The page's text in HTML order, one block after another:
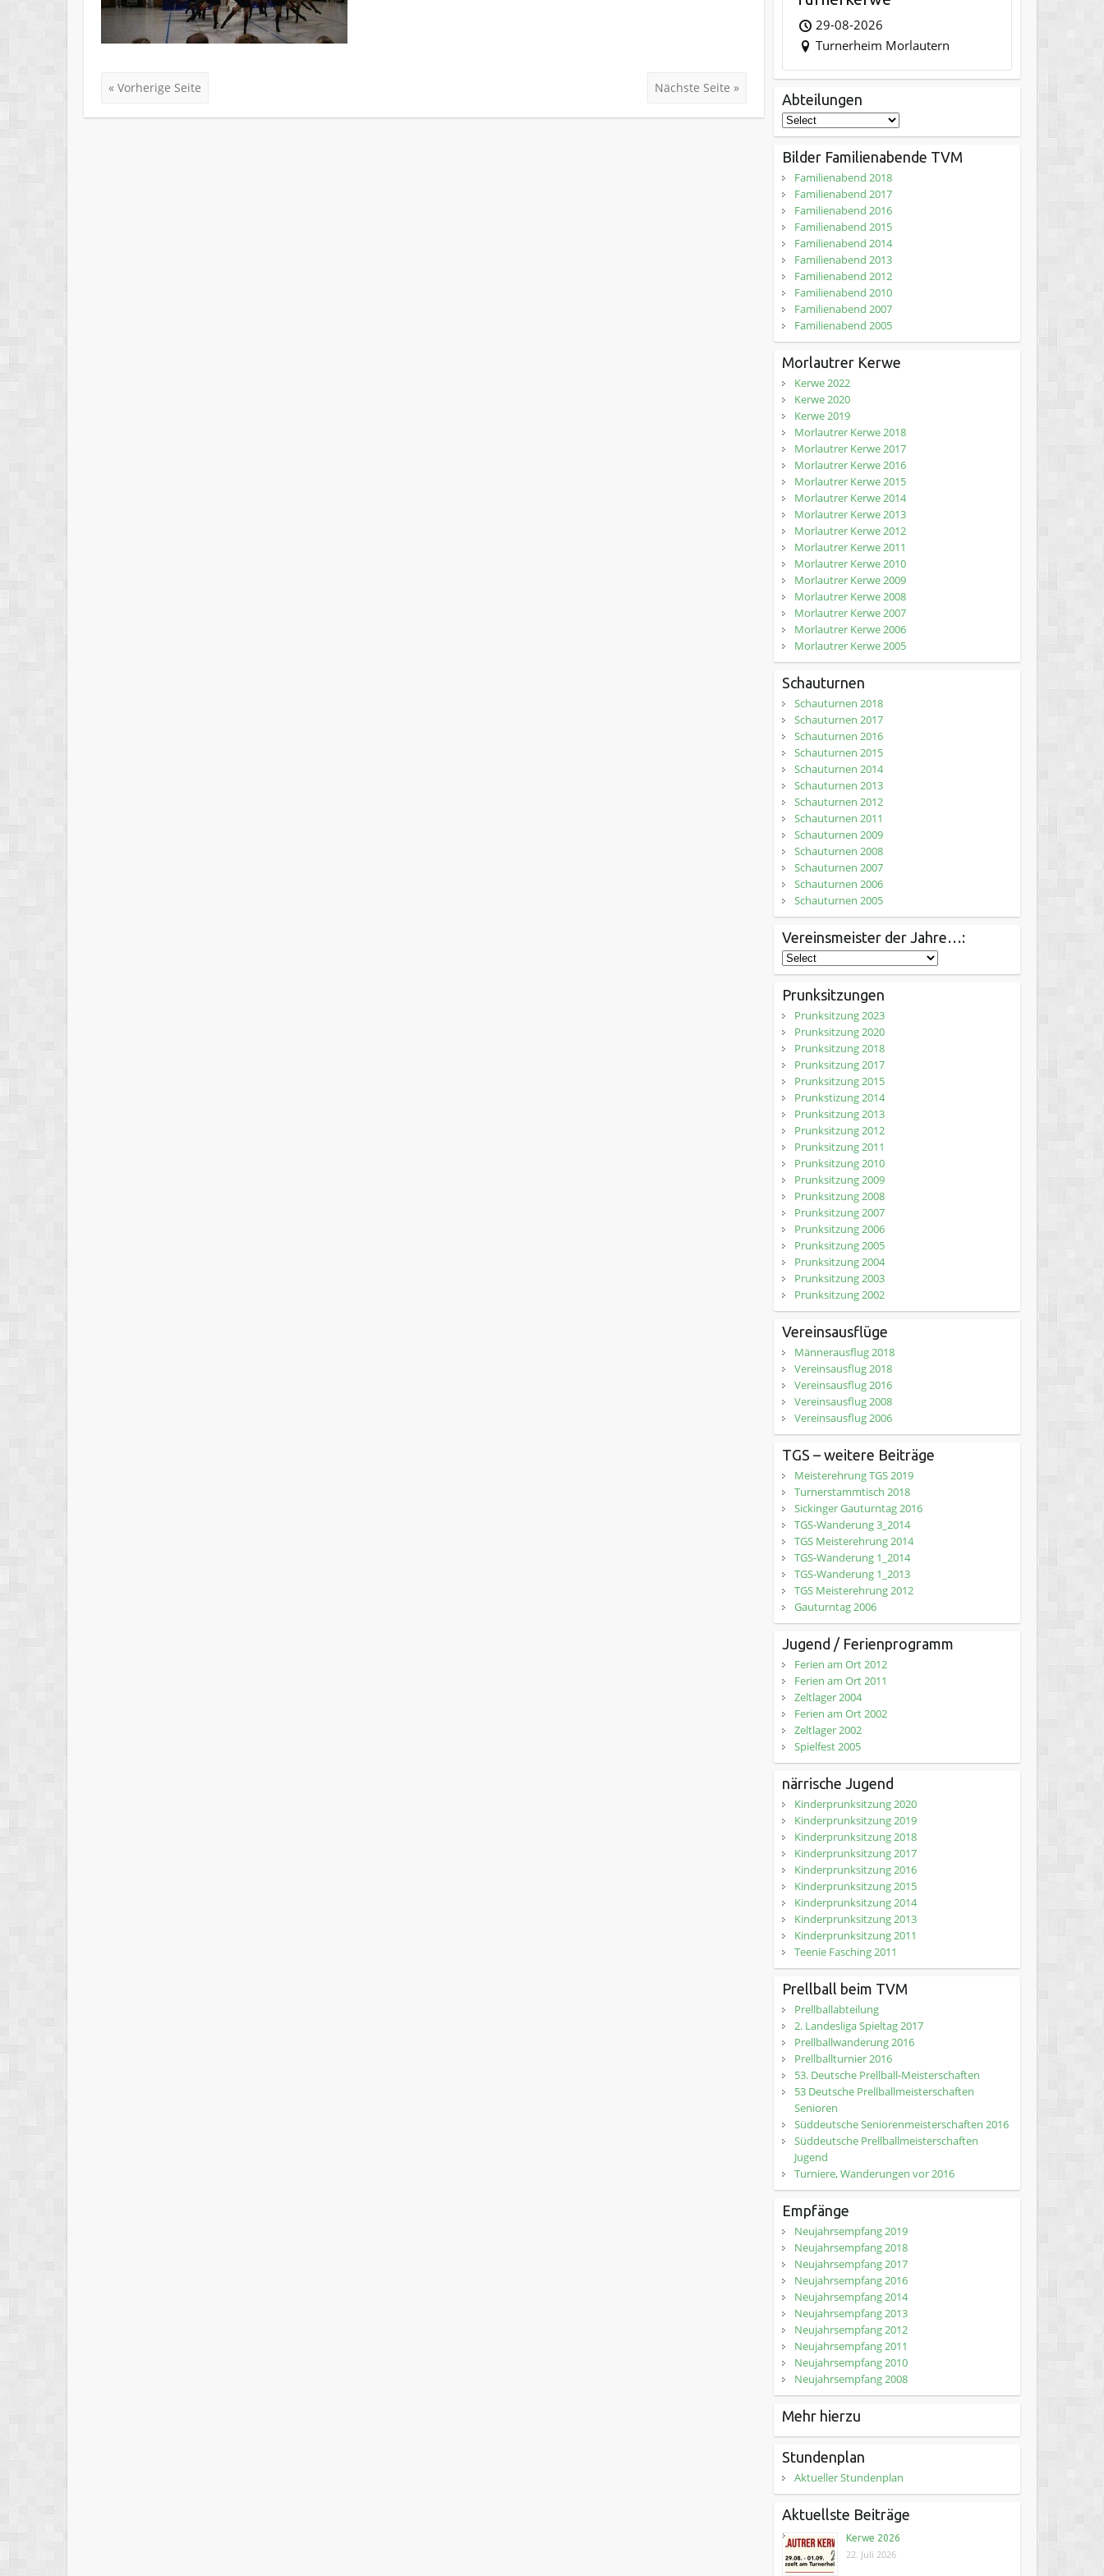
« Vorherige Seite Nächste Seite »
29-08-2026
Turnerheim Morlautern
Abteilungen
Bilder Familienabende TVM
Familienabend 2018
Familienabend 2017
Familienabend 2016
Familienabend 2015
Familienabend 2014
Familienabend 2013
Familienabend 2012
Familienabend 2010
Familienabend 2007
Familienabend 2005
Morlautrer Kerwe
Kerwe 2022
Kerwe 2020
Kerwe 2019
Morlautrer Kerwe 2018
Morlautrer Kerwe 2017
Morlautrer Kerwe 2016
Morlautrer Kerwe 2015
Morlautrer Kerwe 2014
Morlautrer Kerwe 2013
Morlautrer Kerwe 2012
Morlautrer Kerwe 2011
Morlautrer Kerwe 2010
Morlautrer Kerwe 2009
Morlautrer Kerwe 2008
Morlautrer Kerwe 2007
Morlautrer Kerwe 2006
Morlautrer Kerwe 2005
Schauturnen
Schauturnen 2018
Schauturnen 2017
Schauturnen 2016
Schauturnen 2015
Schauturnen 2014
Schauturnen 2013
Schauturnen 2012
Schauturnen 2011
Schauturnen 2009
Schauturnen 2008
Schauturnen 2007
Schauturnen 2006
Schauturnen 2005
Vereinsmeister der Jahre…:
Prunksitzungen
Prunksitzung 2023
Prunksitzung 2020
Prunksitzung 2018
Prunksitzung 2017
Prunksitzung 2015
Prunkstizung 2014
Prunksitzung 2013
Prunksitzung 2012
Prunksitzung 2011
Prunksitzung 2010
Prunksitzung 2009
Prunksitzung 2008
Prunksitzung 2007
Prunksitzung 2006
Prunksitzung 2005
Prunksitzung 2004
Prunksitzung 2003
Prunksitzung 2002
Vereinsausflüge
Männerausflug 2018
Vereinsausflug 2018
Vereinsausflug 2016
Vereinsausflug 2008
Vereinsausflug 2006
TGS – weitere Beiträge
Meisterehrung TGS 2019
Turnerstammtisch 2018
Sickinger Gauturntag 2016
TGS-Wanderung 3_2014
TGS Meisterehrung 2014
TGS-Wanderung 1_2014
TGS-Wanderung 1_2013
TGS Meisterehrung 2012
Gauturntag 2006
Jugend / Ferienprogramm
Ferien am Ort 2012
Ferien am Ort 2011
Zeltlager 2004
Ferien am Ort 2002
Zeltlager 2002
Spielfest 2005
närrische Jugend
Kinderprunksitzung 2020
Kinderprunksitzung 2019
Kinderprunksitzung 2018
Kinderprunksitzung 2017
Kinderprunksitzung 2016
Kinderprunksitzung 2015
Kinderprunksitzung 2014
Kinderprunksitzung 2013
Kinderprunksitzung 2011
Teenie Fasching 2011
Prellball beim TVM
Prellballabteilung
2. Landesliga Spieltag 2017
Prellballwanderung 2016
Prellballturnier 2016
53. Deutsche Prellball-Meisterschaften
53 Deutsche Prellballmeisterschaften
Senioren
Süddeutsche Seniorenmeisterschaften 2016
Süddeutsche Prellballmeisterschaften
Jugend
Turniere, Wanderungen vor 2016
Empfänge
Neujahrsempfang 2019
Neujahrsempfang 2018
Neujahrsempfang 2017
Neujahrsempfang 2016
Neujahrsempfang 2014
Neujahrsempfang 2013
Neujahrsempfang 2012
Neujahrsempfang 2011
Neujahrsempfang 2010
Neujahrsempfang 2008
Mehr hierzu
Stundenplan
Aktueller Stundenplan
Aktuellste Beiträge
Kerwe 2026
22. Juli 2026